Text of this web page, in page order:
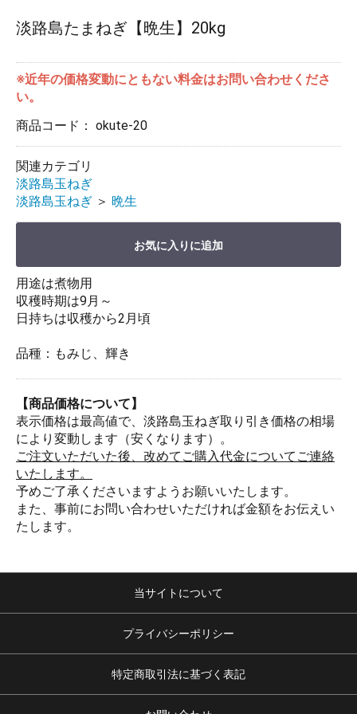
淡路島たまねぎ【晩生】20kg
※近年の価格変動にともない料金はお問い合わせくださ
い。
商品コード： okute-20
関連カテゴリ
淡路島玉ねぎ
淡路島玉ねぎ ＞ 晩生
お気に入りに追加
用途は煮物用
収穫時期は9月～
日持ちは収穫から2月頃
品種：もみじ、輝き
【商品価格について】
表示価格は最高値で、淡路島玉ねぎ取り引き価格の相場
により変動します（安くなります）。
ご注文いただいた後、改めてご購入代金についてご連絡
いたします。
予めご了承くださいますようお願いいたします。
また、事前にお問い合わせいただければ金額をお伝えい
たします。
当サイトについて
プライバシーポリシー
特定商取引法に基づく表記